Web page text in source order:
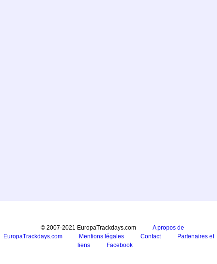
© 2007-2021 EuropaTrackdays.com
A propos de
EuropaTrackdays.com
Mentions légales Contact
Partenaires et
liens
Facebook